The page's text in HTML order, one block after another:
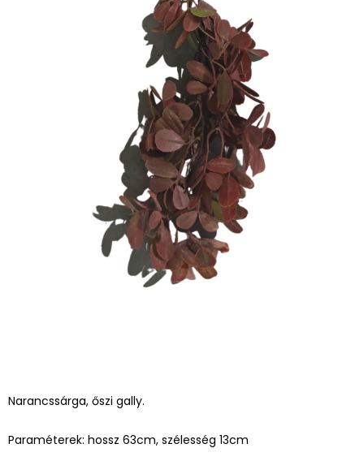
Narancssárga, őszi gally.
Paraméterek: hossz 63cm, szélesség 13cm